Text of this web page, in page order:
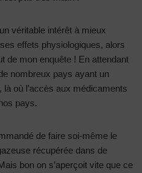
véritable intérêt à mieux
effets physiologiques, alors
de mon enquête ! En attendant
nombreux pays ayant un
où l’accès aux médicaments
pays.
de faire soi-même le
récupérée dans de
bon on s’aperçoit vite que ce